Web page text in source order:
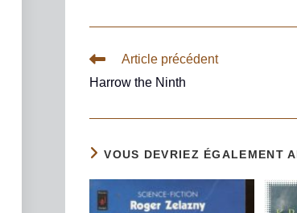
Article précédent
Harrow the Ninth
VOUS DEVRIEZ ÉGALEMENT